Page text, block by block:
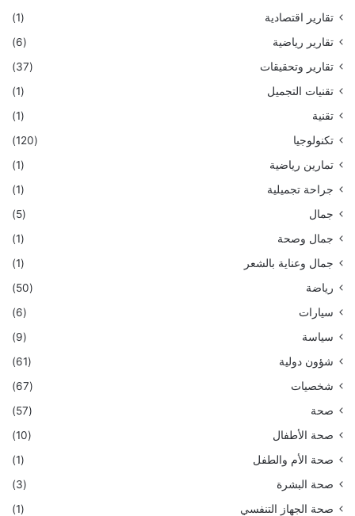
تقارير اقتصادية
(1)
تقارير رياضية
(6)
تقارير وتحقيقات
(37)
تقنيات التجميل
(1)
تقنية
(1)
تكنولوجيا
(120)
تمارين رياضية
(1)
جراحة تجميلية
(1)
جمال
(5)
جمال وصحة
(1)
جمال وعناية بالشعر
(1)
رياضة
(50)
سيارات
(6)
سياسة
(9)
شؤون دولية
(61)
شخصيات
(67)
صحة
(57)
صحة الأطفال
(10)
صحة الأم والطفل
(1)
صحة البشرة
(3)
صحة الجهاز التنفسي
(1)